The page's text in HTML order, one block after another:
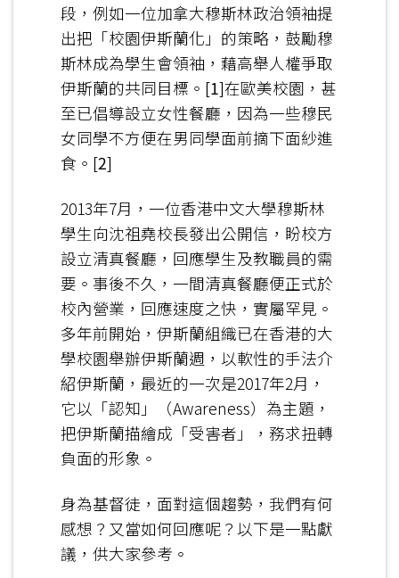
段，例如一位加拿大穆斯林政治領袖提
出把「校園伊斯蘭化」的策略，鼓勵穆
斯林成為學生會領袖，藉高舉人權爭取
伊斯蘭的共同目標。 [1]在歐美校園，甚
至已倡導設立女性餐廳，因為一些穆民
女同學不方便在男同學面前摘下面紗進
食。 [2]
2013年7月，一位香港中文大學穆斯林
學生向沈祖堯校長發出公開信，盼校方
設立清真餐廳，回應學生及教職員的需
要。事後不久，一間清真餐廳便正式於
校內營業，回應速度之快，實屬罕見。
多年前開始，伊斯蘭組織已在香港的大
學校園舉辦伊斯蘭週，以軟性的手法介
紹伊斯蘭，最近的一次是2017年2月，
它以「認知」（Awareness）為主題，
把伊斯蘭描繪成「受害者」，務求扭轉
負面的形象。
身為基督徒，面對這個趨勢，我們有何
感想？又當如何回應呢？以下是一點獻
議，供大家參考。